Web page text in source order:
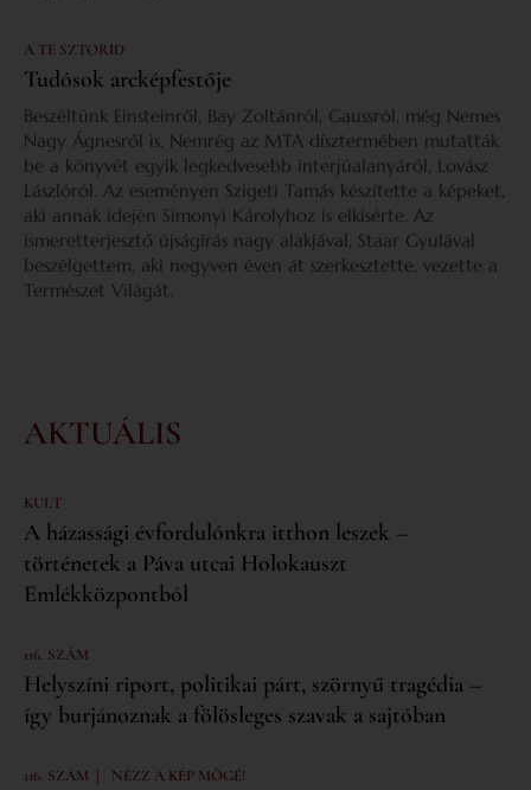
A TE SZTORID
Tudósok arcképfestője
Beszéltünk Einsteinről, Bay Zoltánról, Gaussról, még Nemes
Nagy Ágnesről is. Nemrég az MTA dísztermében mutatták
be a könyvét egyik legkedvesebb interjúalanyáról, Lovász
Lászlóról. Az eseményen Szigeti Tamás készítette a képeket,
aki annak idején Simonyi Károlyhoz is elkísérte. Az
ismeretterjesztő újságírás nagy alakjával, Staar Gyulával
beszélgettem, aki negyven éven át szerkesztette, vezette a
Természet Világát.
AKTUÁLIS
KULT
A házassági évfordulónkra itthon leszek –
történetek a Páva utcai Holokauszt
Emlékközpontból
116. SZÁM
Helyszíni riport, politikai párt, szörnyű tragédia –
így burjánoznak a fölösleges szavak a sajtóban
116. SZÁM | NÉZZ A KÉP MÖGÉ!